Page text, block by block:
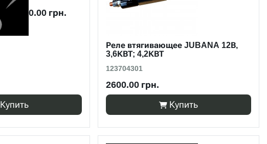
0.00 грн.
Купить
Реле втягивающее JUBANA 12В,
3,6КВТ; 4,2КВТ
123704301
2600.00 грн.
Купить